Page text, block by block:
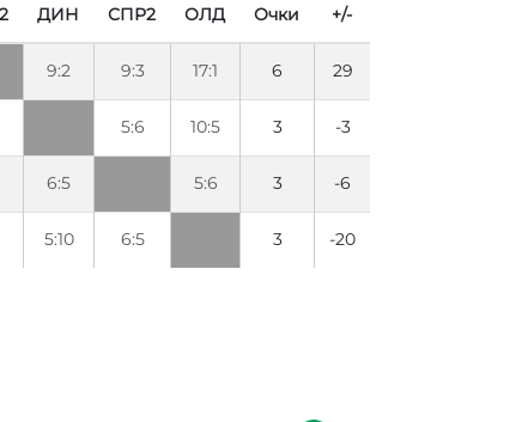
ДИН СПР2 ОЛД Очки +/-
9:2 9:3 17:1 6 29
5:6 10:5 3 -3
6:5 5:6 3 -6
5:10 6:5 3 -20